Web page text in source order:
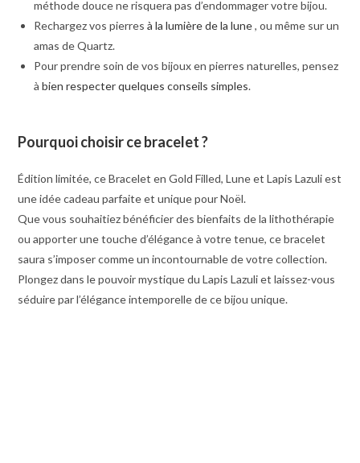
méthode douce ne risquera pas d’endommager votre bijou.
Rechargez vos pierresà la lumière de la lune, ou même sur un
amas de Quartz.
Pour prendre soin de vos bijoux en pierres naturelles, pensez
àbien respecter quelques conseils simples.
Pourquoi choisir ce bracelet ?
Édition limitée, ce Bracelet en Gold Filled, Lune et Lapis Lazuli est
une idée cadeau parfaite et unique pour Noël.
Que vous souhaitiez bénéficier des bienfaits de la lithothérapie
ou apporter une touche d’élégance à votre tenue, ce bracelet
saura s’imposer comme un incontournable de votre collection.
Plongez dans le pouvoir mystique du Lapis Lazuli et laissez-vous
séduire par l’élégance intemporelle de ce bijou unique.